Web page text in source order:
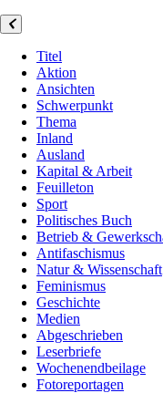
Titel
Aktion
Ansichten
Schwerpunkt
Thema
Inland
Ausland
Kapital & Arbeit
Feuilleton
Sport
Politisches Buch
Betrieb &
Antifaschismus
Natur & Wissenschaft
Feminismus
Geschichte
Medien
Abgeschrieben
Leserbriefe
Wochenendbeilage
Fotoreportagen